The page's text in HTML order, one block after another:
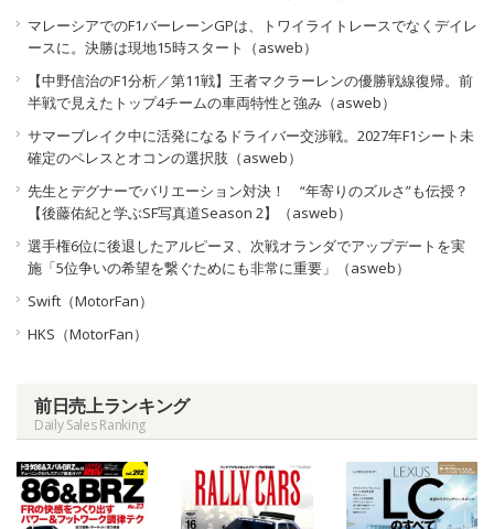
マレーシアでのF1バーレーンGPは、トワイライトレースでなくデイレ
ースに。決勝は現地15時スタート（asweb）
【中野信治のF1分析／第11戦】王者マクラーレンの優勝戦線復帰。前
半戦で見えたトップ4チームの車両特性と強み（asweb）
サマーブレイク中に活発になるドライバー交渉戦。2027年F1シート未
確定のペレスとオコンの選択肢（asweb）
先生とデグナーでバリエーション対決！ “年寄りのズルさ”も伝授？
【後藤佑紀と学ぶSF写真道Season 2】（asweb）
選手権6位に後退したアルピーヌ、次戦オランダでアップデートを実
施「5位争いの希望を繋ぐためにも非常に重要」（asweb）
Swift（MotorFan）
HKS（MotorFan）
前日売上ランキング
Daily Sales Ranking